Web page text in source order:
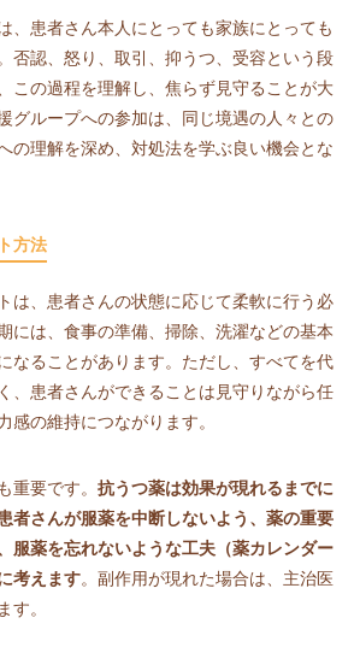
、患者さん本人にとっても家族にとっても
否認、怒り、取引、抑うつ、受容という段
この過程を理解し、焦らず見守ることが大
グループへの参加は、同じ境遇の人々との
の理解を深め、対処法を学ぶ良い機会とな
方法
は、患者さんの状態に応じて柔軟に行う必
には、食事の準備、掃除、洗濯などの基本
なることがあります。ただし、すべてを代
、患者さんができることは見守りながら任
感の維持につながります。
重要です。 抗うつ薬は効果が現れるまでに
者さんが服薬を中断しないよう、薬の重要
服薬を忘れないような工夫（薬カレンダー
考えます。副作用が現れた場合は、主治医
す。